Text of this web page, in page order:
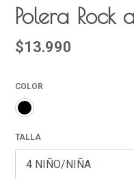
Polera Rock
$13.990
COLOR
TALLA